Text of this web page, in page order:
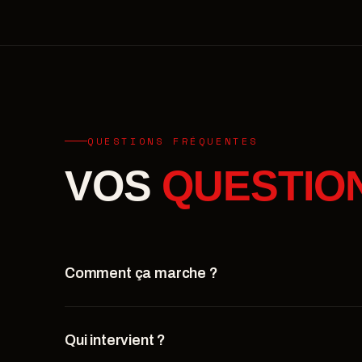
QUESTIONS FRÉQUENTES
VOS
Comment ça marche ?
Qui intervient ?